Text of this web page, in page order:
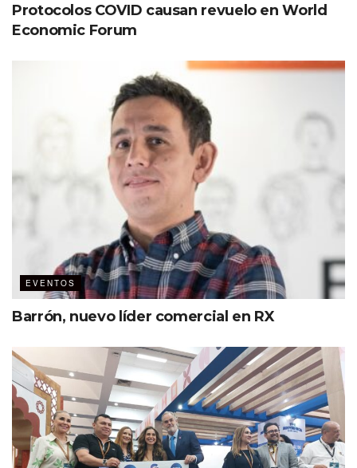
Protocolos COVID causan revuelo en World
Economic Forum
EVENTOS
Barrón, nuevo líder comercial en RX